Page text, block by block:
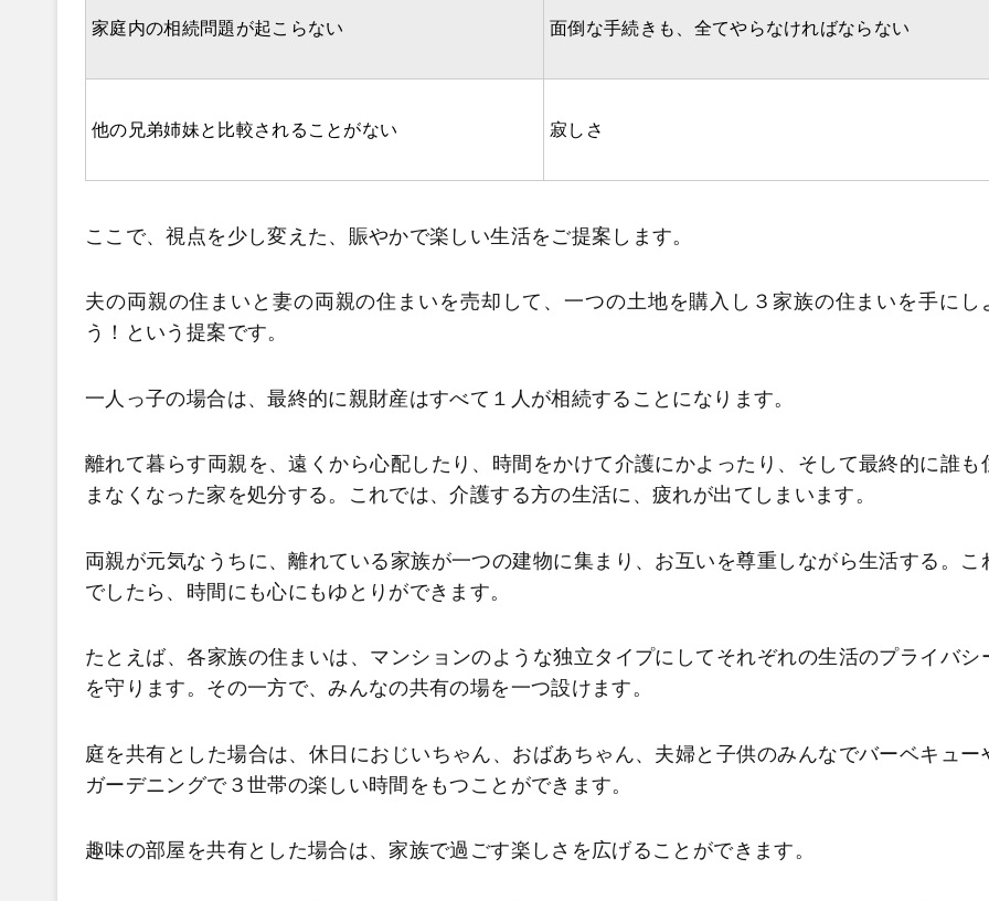
家庭内の相続問題が起こらない 面倒な手続きも、全てやらなければならない
他の兄弟姉妹と比較されることがない 寂しさ
ここで、視点を少し変えた、賑やかで楽しい生活をご提案します。
夫の両親の住まいと妻の両親の住まいを売却して、一つの土地を購入し３家族の住まいを手にし
う！という提案です。
一人っ子の場合は、最終的に親財産はすべて１人が相続することになります。
離れて暮らす両親を、遠くから心配したり、時間をかけて介護にかよったり、そして最終的に誰も
まなくなった家を処分する。これでは、介護する方の生活に、疲れが出てしまいます。
両親が元気なうちに、離れている家族が一つの建物に集まり、お互いを尊重しながら生活する。こ
でしたら、時間にも心にもゆとりができます。
たとえば、各家族の住まいは、マンションのような独立タイプにしてそれぞれの生活のプライバシ
を守ります。その一方で、みんなの共有の場を一つ設けます。
庭を共有とした場合は、休日におじいちゃん、おばあちゃん、夫婦と子供のみんなでバーベキュー
ガーデニングで３世帯の楽しい時間をもつことができます。
趣味の部屋を共有とした場合は、家族で過ごす楽しさを広げることができます。